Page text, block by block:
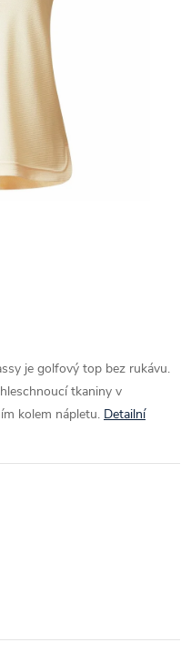
je golfový top bez rukávu.
tkaniny v
kolem nápletu. Detailní